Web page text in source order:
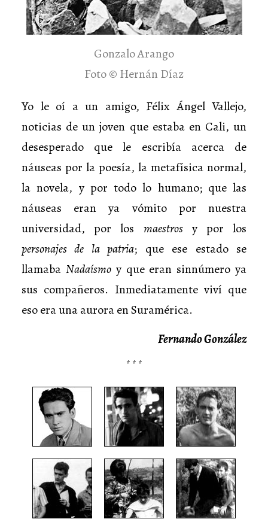
Gonzalo Arango
Foto © Hernán Díaz
Yo le oí a un amigo, Félix Ángel Vallejo,
noticias de un joven que estaba en Cali, un
desesperado que le escribía acerca de
náuseas por la poesía, la metafísica normal,
la novela, y por todo lo humano; que las
náuseas eran ya vómito por nuestra
universidad, por los maestrosy por los
personajes de la patria; que ese estado se
llamaba Nadaísmoy que eran sinnúmero ya
sus compañeros. Inmediatamente viví que
eso era una aurora en Suramérica.
Fernando González
* * *